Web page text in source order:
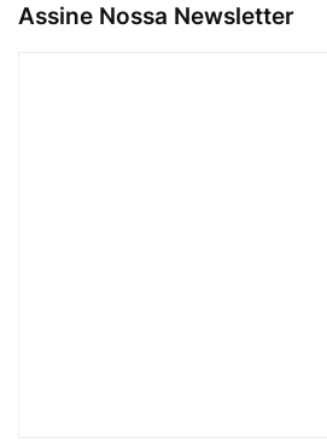
Assine Nossa Newsletter